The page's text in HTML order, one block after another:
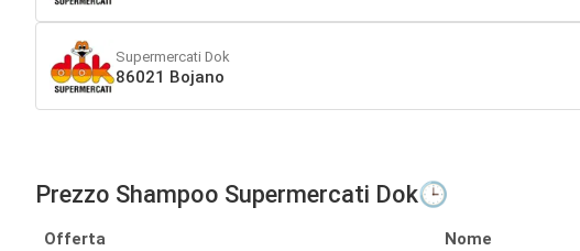
Supermercati Dok
86021 Bojano
Prezzo Shampoo Supermercati Dok🕒
Offerta Nome